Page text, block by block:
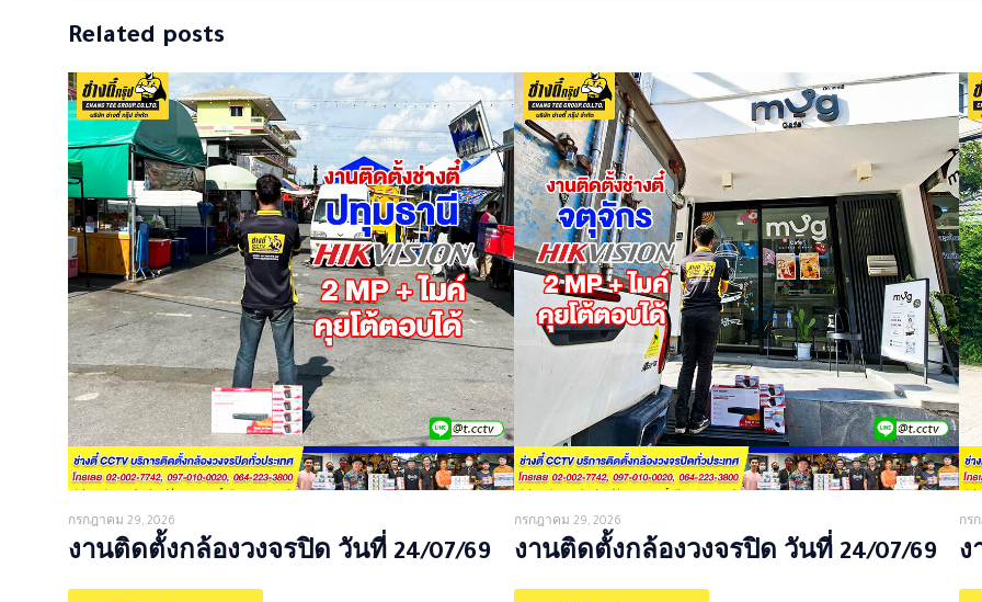
Related posts
กรกฎาคม 29, 2026
งานติดตั้งกล้องวงจรปิด วันที่ 24/07/69
กรกฎาคม 29, 2026
งานติดตั้งกล้องวงจรปิด วันที่ 24/07/69
กร
ง